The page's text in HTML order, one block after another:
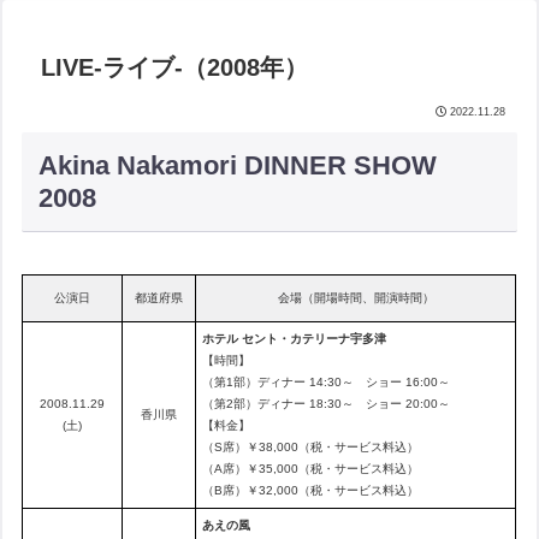
LIVE-ライブ-（2008年）
2022.11.28
Akina Nakamori DINNER SHOW
2008
公演日 都道府県 会場（開場時間、開演時間）
2008.11.29
(土)
香川県
ホテル セント・カテリーナ宇多津
【時間】
（第1部）ディナー 14:30～ ショー 16:00～
（第2部）ディナー 18:30～ ショー 20:00～
【料金】
（S席）￥38,000（税・サービス料込）
（A席）￥35,000（税・サービス料込）
（B席）￥32,000（税・サービス料込）
あえの風